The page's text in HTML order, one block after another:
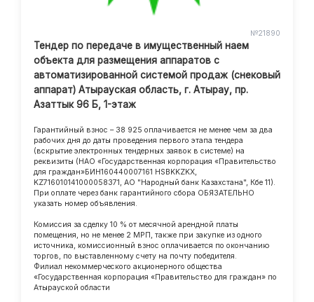
№21890
Тендер по передаче в имущественный наем
объекта для размещения аппаратов с
автоматизированной системой продаж (снековый
аппарат) Атырауская область, г. Атырау, пр.
Азаттык 96 Б, 1-этаж
Гарантийный взнос – 38 925 оплачивается не менее чем за два
рабочих дня до даты проведения первого этапа тендера
(вскрытие электронных тендерных заявок в системе) на
реквизиты (НАО «Государственная корпорация «Правительство
для граждан»БИН160440007161 HSBKKZKX,
KZ716010141000058371, АО "Народный банк Казахстана", Кбе 11).
При оплате через банк гарантийного сбора ОБЯЗАТЕЛЬНО
указать номер объявления.
Комиссия за сделку 10 % от месячной арендной платы
помещения, но не менее 2 МРП, также при закупке из одного
источника, комиссионный взнос оплачивается по окончанию
торгов, по выставленному счету на почту победителя.
Филиал некоммерческого акционерного общества
«Государственная корпорация «Правительство для граждан» по
Атырауской области